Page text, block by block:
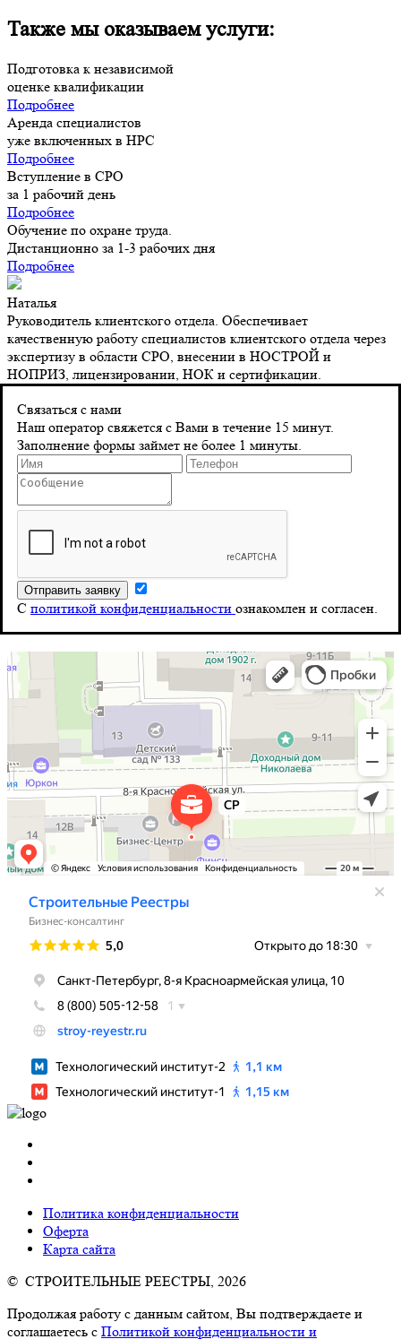
Также мы оказываем услуги:
Подготовка к независимой
оценке квалификации
Подробнее
Аренда специалистов
уже включенных в НРС
Подробнее
Вступление в СРО
за 1 рабочий день
Подробнее
Обучение по охране труда.
Дистанционно за 1-3 рабочих дня
Подробнее
Наталья
Руководитель клиентского отдела. Обеспечивает
качественную работу специалистов клиентского отдела через
экспертизу в области СРО, внесении в НОСТРОЙ и
НОПРИЗ, лицензировании, НОК и сертификации.
Связаться с нами
Наш оператор свяжется с Вами в течение 15 минут.
Заполнение формы займет не более 1 минуты.
С политикой конфиденциальности ознакомлен и согласен.
Контакты
Адрес
г. Санкт-Петербург 8‑я Красноармейская, д. 10
Телефон
8 (804) 555-10-39
Почта
Политика конфиденциальности
Оферта
Карта сайта
© СТРОИТЕЛЬНЫЕ РЕЕСТРЫ, 2026
Продолжая работу с данным сайтом, Вы подтверждаете и
соглашаетесь с Политикой конфиденциальности и